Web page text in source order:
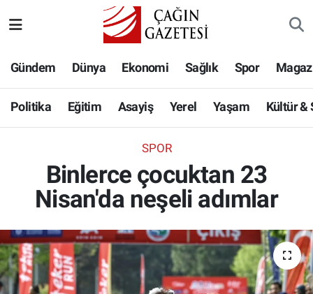
Gündem Dünya Ekonomi Sağlık Spor
Politika Eğitim Asayiş Yerel Yaşam Kültür &
SPOR
Binlerce çocuktan 23
Nisan'da neşeli adımlar
Eğitim
Asayiş
Yaşam
Kültür & Sanat
Bilim-Teknoloji
Hava Durumu
Namaz Vakitleri
Süper Lig Puan Durumu ve Fikstür
Tüm Manşetler
Son Dakika Haberleri